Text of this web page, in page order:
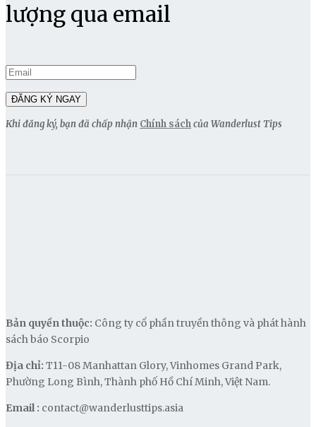
lượng qua email
Khi đăng ký, bạn đã chấp nhận Chính sáchcủa Wanderlust Tips
Bản quyền thuộc: Công ty cổ phần truyền thông và phát hành
sách báo Scorpio
Địa chỉ: T11-08 Manhattan Glory, Vinhomes Grand Park,
Phường Long Bình, Thành phố Hồ Chí Minh, Việt Nam.
Email : contact@wanderlusttips.asia